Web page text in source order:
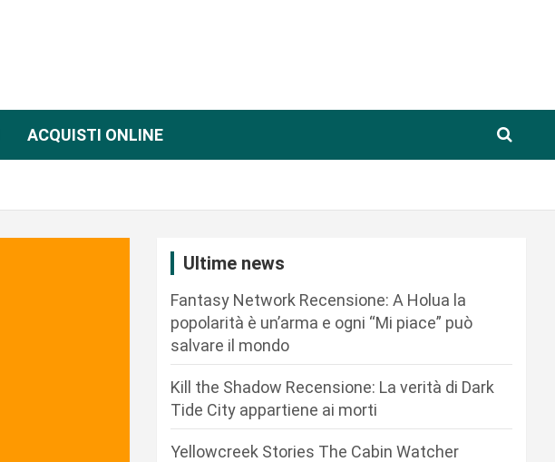
ACQUISTI ONLINE
Ultime news
Fantasy Network Recensione: A Holua la
popolarità è un’arma e ogni “Mi piace” può
salvare il mondo
Kill the Shadow Recensione: La verità di Dark
Tide City appartiene ai morti
Yellowcreek Stories The Cabin Watcher